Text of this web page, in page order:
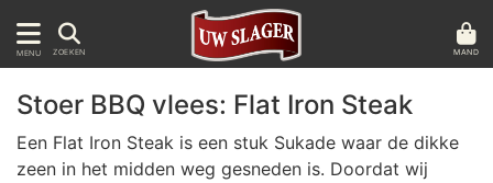
MENU ZOEKEN MAND
Stoer BBQ vlees: Flat Iron Steak
Een Flat Iron Steak is een stuk Sukade waar de dikke
zeen in het midden weg gesneden is. Doordat wij